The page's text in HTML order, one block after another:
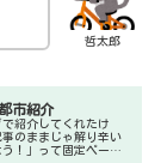
哲太郎
市紹介
紹介してくれたけ
のままじゃ解り辛い
！」って固定ページ